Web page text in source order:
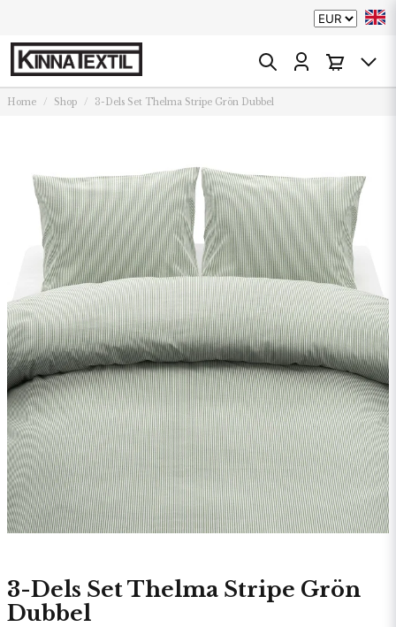
Home Shop 3-Dels Set Thelma Stripe Grön Dubbel
3-Dels Set Thelma Stripe Grön
Dubbel